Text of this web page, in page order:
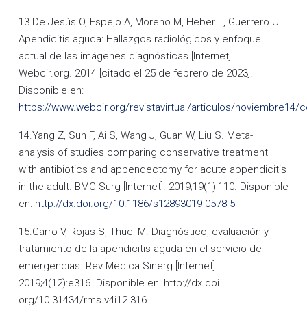
13.De Jesús O, Espejo A, Moreno M, Heber L, Guerrero U.
Apendicitis aguda: Hallazgos radiológicos y enfoque
actual de las imágenes diagnósticas [Internet].
Webcir.org. 2014 [citado el 25 de febrero de 2023].
Disponible en:
https://www.webcir.org/revistavirtual/articulos/noviembre14/
14.Yang Z, Sun F, Ai S, Wang J, Guan W, Liu S. Meta-
analysis of studies comparing conservative treatment
with antibiotics and appendectomy for acute appendicitis
in the adult. BMC Surg [Internet]. 2019;19(1):110. Disponible
en: http://dx.doi.org/10.1186/s12893019-0578-5
15.Garro V, Rojas S, Thuel M. Diagnóstico, evaluación y
tratamiento de la apendicitis aguda en el servicio de
emergencias. Rev Medica Sinerg [Internet].
2019;4(12):e316. Disponible en: http://dx.doi.
org/10.31434/rms.v4i12.316